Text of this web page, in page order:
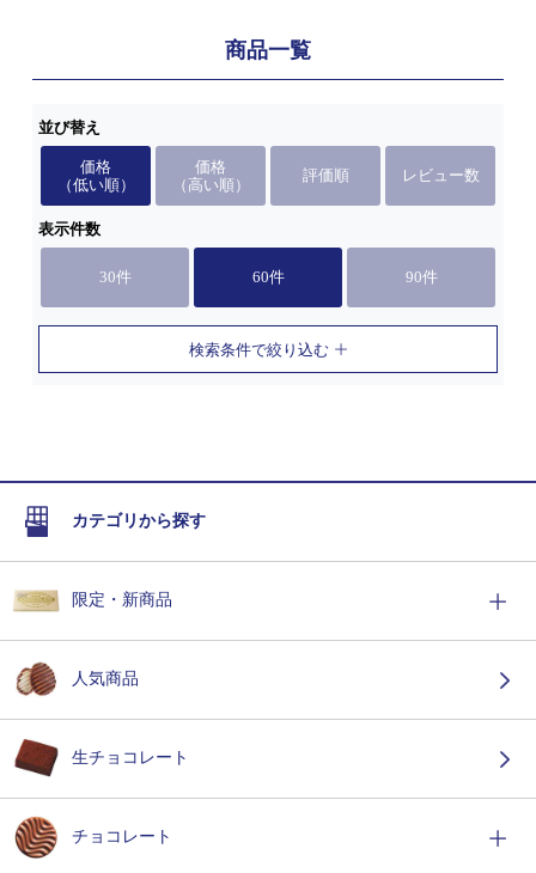
商品一覧
並び替え
価格
（低い順）
価格
（高い順）
評価順 レビュー数
表示件数
30件 60件 90件
検索条件で絞り込む
カテゴリから探す
限定・新商品
人気商品
生チョコレート
チョコレート